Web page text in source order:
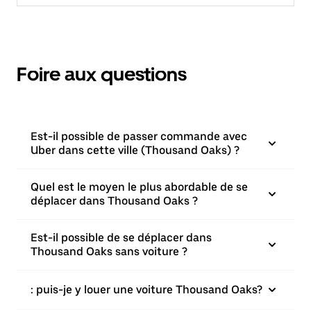
Foire aux questions
Est-il possible de passer commande avec
Uber dans cette ville (Thousand Oaks) ?
Quel est le moyen le plus abordable de se
déplacer dans Thousand Oaks ?
Est-il possible de se déplacer dans
Thousand Oaks sans voiture ?
: puis-je y louer une voiture Thousand Oaks?